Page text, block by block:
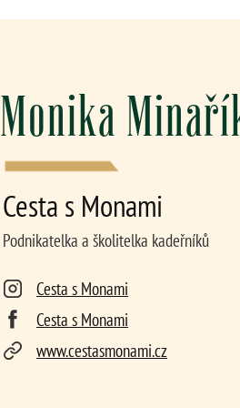
Monika
Cesta s Monami
Podnikatelka a školitelka kadeřníků
Cesta s Monami
Cesta s Monami
www.cestasmonami.cz